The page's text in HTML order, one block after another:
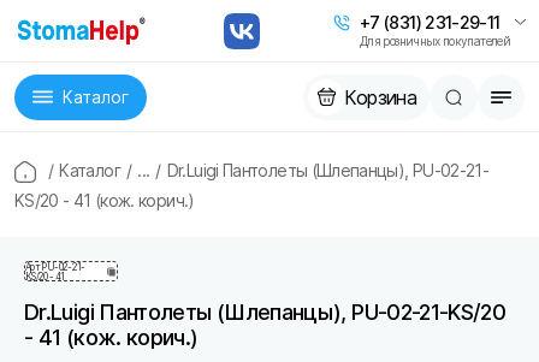
+7 (831) 231-29-11
Для розничных покупателей
Каталог Корзина
/ Каталог / ... / Dr.Luigi Пантолеты (Шлепанцы), PU-02-21-
KS/20 - 41 (кож. корич.)
Арт PU-02-21-
KS/20 - 41
Dr.Luigi Пантолеты (Шлепанцы), PU-02-21-KS/20
- 41 (кож. корич.)